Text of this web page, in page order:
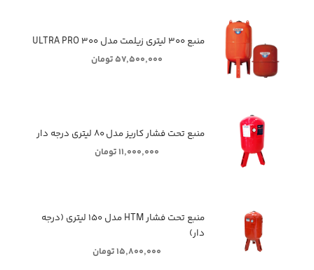
منبع ۳۰۰ لیتری زیلمت مدل ULTRA PRO ۳۰۰
۵۷,۵۰۰,۰۰۰ تومان
منبع تحت فشار کاریز مدل ۸۰ لیتری درجه دار
۱۱,۰۰۰,۰۰۰ تومان
منبع تحت فشار HTM مدل ۱۵۰ لیتری (درجه
دار)
۱۵,۸۰۰,۰۰۰ تومان